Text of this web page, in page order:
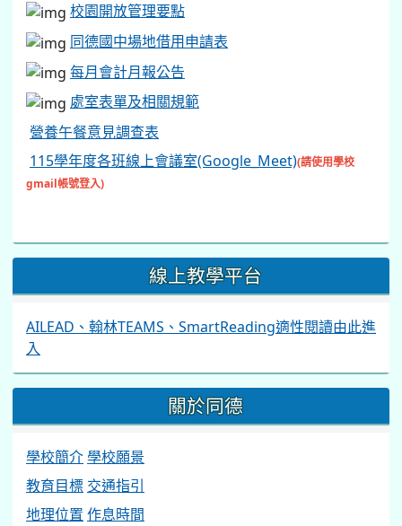
校園開放管理要點
同德國中場地借用申請表
每月會計月報公告
處室表單及相關規範
營養午餐意見調查表
115學年度各班線上會議室(Google_Meet)(請使用學校
gmail帳號登入)
線上教學平台
AILEAD、翰林TEAMS、SmartReading適性閱讀由此進
入
關於同德
學校簡介學校願景
教育目標 交通指引
地理位置 作息時間